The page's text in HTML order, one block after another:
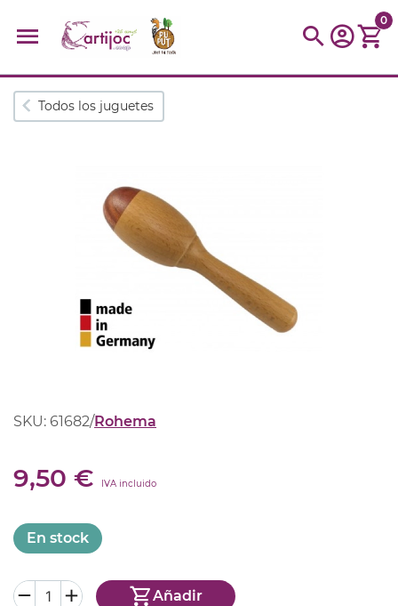
Búsquedas populares
0
Todos los juguetes
SKU: 61682/Rohema
9,50 € IVA incluido
En stock
Añadir